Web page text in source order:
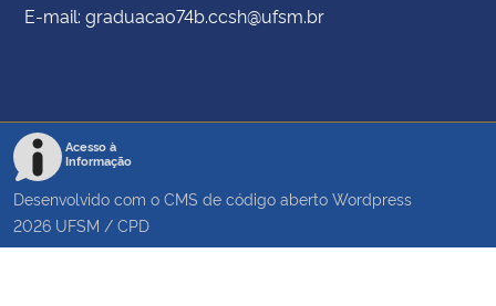
E-mail: graduacao74b.ccsh@ufsm.br
Acesso à
Informação
Desenvolvido com o CMS de código aberto Wordpress
2026 UFSM / CPD